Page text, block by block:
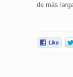
de más